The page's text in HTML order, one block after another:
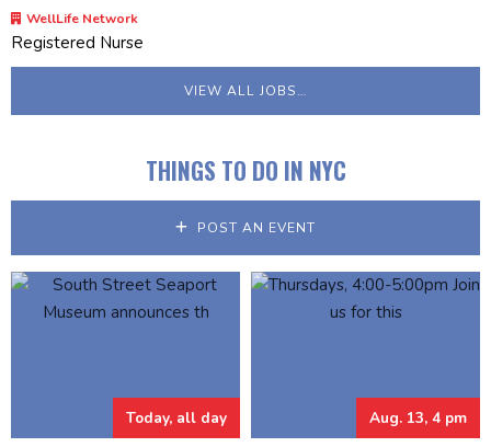
WellLife Network
Registered Nurse
VIEW ALL JOBS…
THINGS TO DO IN NYC
POST AN EVENT
Today, all day Aug. 13, 4 pm